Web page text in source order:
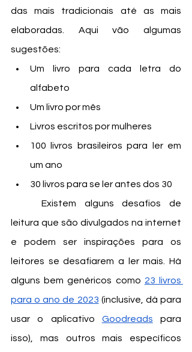
das mais tradicionais até as mais
elaboradas. Aqui vão algumas
sugestões:
Um livro para cada letra do
alfabeto
Um livro por mês
Livros escritos por mulheres
100 livros brasileiros para ler em
um ano
30 livros para se ler antes dos 30
leitura que são divulgados na internet
e podem ser inspirações para os
leitores se desafiarem a ler mais. Há
alguns bem genéricos como 23 livros
para o ano de 2023 (inclusive, dá para
usar o aplicativo Goodreads para
isso), mas outros mais específicos